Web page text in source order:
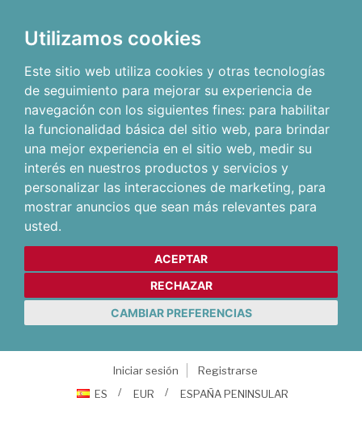
Utilizamos cookies
Este sitio web utiliza cookies y otras tecnologías
de seguimiento para mejorar su experiencia de
navegación con los siguientes fines: para habilitar
la funcionalidad básica del sitio web, para brindar
una mejor experiencia en el sitio web, medir su
interés en nuestros productos y servicios y
personalizar las interacciones de marketing, para
mostrar anuncios que sean más relevantes para
usted.
ACEPTAR
RECHAZAR
CAMBIAR PREFERENCIAS
Iniciar sesión
Registrarse
ES
EUR ESPAÑA PENINSULAR